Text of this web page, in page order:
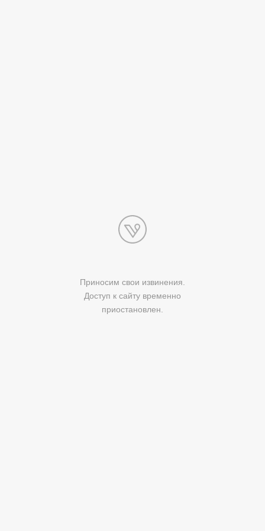
Приносим свои извинения.
Доступ к сайту временно
приостановлен.